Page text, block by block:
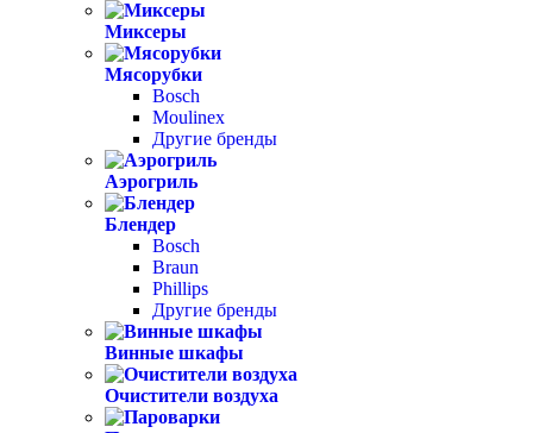
Миксеры
Мясорубки
Bosch
Moulinex
Другие бренды
Аэрогриль
Блендер
Bosch
Braun
Phillips
Другие бренды
Винные шкафы
Очистители воздуха